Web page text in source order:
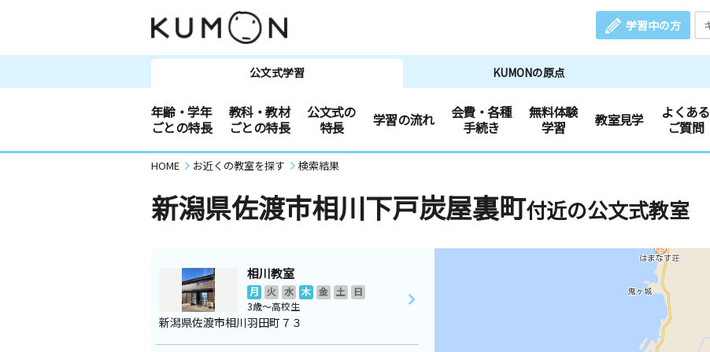
学習中の方
公文式学習 KUMONの原点
年齢・学年
ごとの特長
教科・教材
ごとの特長
公文式の
特長
学習の流れ
会費・各種
手続き
無料体験
学習
教室見学
よくある
ご質問
HOME お近くの教室を探す 検索結果
新潟県佐渡市相川下戸炭屋裏町付近の公文式教室
相川教室
月 火 水 木 金 土
日
3歳～高校生
新潟県佐渡市相川羽田町７３